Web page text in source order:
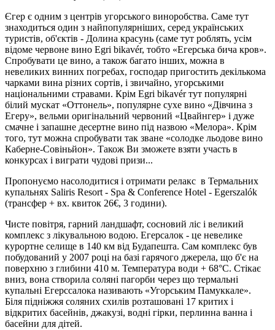
Єгер є одним з центрів угорського виноробства. Саме тут
знаходиться один з найпопулярніших, серед українських
туристів, об'єктів - Долина красунь (саме тут роблять, усім
відоме червоне вино Egri bikavér, тобто «Егерська бича кров».
Спробувати це вино, а також багато інших, можна в
невеликих винних погребах, господар пригостить декількома
чарками вина різних сортів, і звичайно, угорськими
національними стравами. Крім Egri bikavér тут популярні
білий мускат «Оттонель», популярне сухе вино «Дівчина з
Егеру», вельми оригінальний червоний «Цвайнгер» і дуже
смачне і запашне десертне вино під назвою «Мелора». Крім
того, тут можна спробувати так зване «солодке льодове вино
Каберне-Совіньйон». Також Ви зможете взяти участь в
конкурсах і виграти чудові призи...
Пропонуємо насолодитися і отримати релакс в Термальних
купальнях Saliris Resort - Spa & Conference Hotel - Egerszalók
(трансфер + вх. квиток 26€, 3 години).
Чисте повітря, гарний ландшафт, сосновий ліс і великий
комплекс з лікувальною водою. Егерсалок - це невелике
курортне селище в 140 км від Будапешта. Сам комплекс був
побудований у 2007 році на базі гарячого джерела, що б'є на
поверхню з глибини 410 м. Температура води + 68°C. Стікає
вниз, вона створила соляні пагорби через що термальні
купальні Егерссалока називають «Угорським Памуккале».
Біля підніжжя соляних схилів розташовані 17 критих і
відкритих басейнів, джакузі, водні гірки, перлинна ванна і
басейни для дітей.